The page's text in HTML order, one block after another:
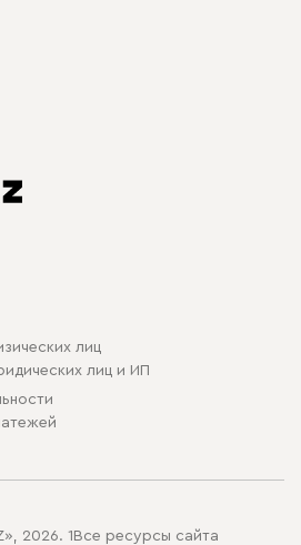
лиц
лиц и ИП
2026. 1Все ресурсы сайта